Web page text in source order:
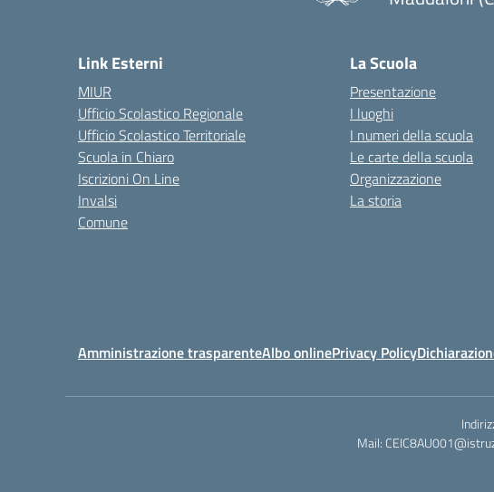
Link Esterni
MIUR
Ufficio Scolastico Regionale
Ufficio Scolastico Territoriale
Scuola in Chiaro
Iscrizioni On Line
Invalsi
Comune
La Scuola
Presentazione
I luoghi
I numeri della scuola
Le carte della scuola
Organizzazione
La storia
Amministrazione trasparenteAlbo onlinePrivacy Policy
Mail: